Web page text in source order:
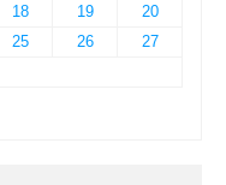
18 19
20
25 26
27